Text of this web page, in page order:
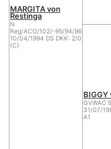
MARGITA von
Restinga
N
Reg/ACO/102/-95/94/96
10/04/1994 DS DKK: 2/0
(C)
BIGGY
GVWAC
31/07/
A1